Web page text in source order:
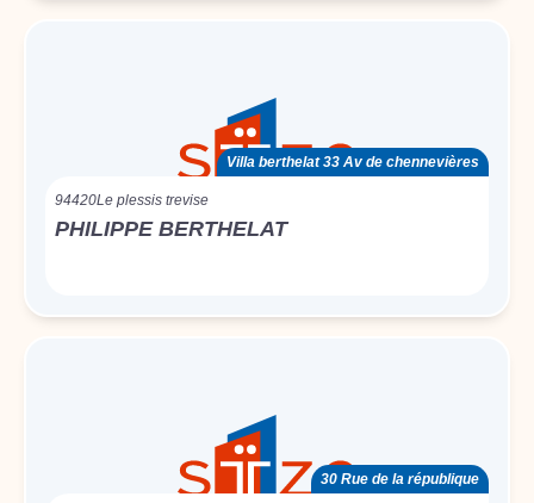
Villa berthelat 33 Av de chennevières
94420Le plessis trevise
PHILIPPE BERTHELAT
30 Rue de la république